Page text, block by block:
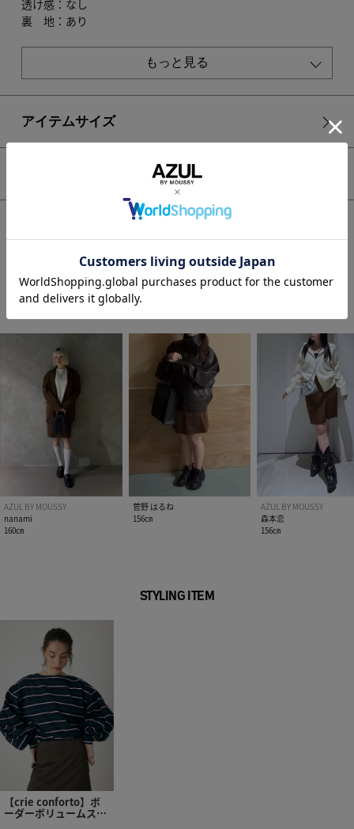
透け感：なし
裏 地：あり
■BLK モデル身長：173cm、着用サイズ：FREEサイズ
※画像の商品はサンプルです。実際の商品と仕様、加工が若干
異なる場合があります。
※画像の商品は光の照射や角度、お使いのモニター環境によ
り、実物と色味が異なる場合がございます。
※着用、お取り扱いの際は、アテンションタグをご確認くださ
い。
もっと見る
アイテムサイズ
【crie conforto】スエードライクミニスカート
STAFF COORDINATE
AZUL BY MOUSSY
nanami
160㎝
菅野 はるね
156㎝
AZUL BY MOUSSY
森本恋
156㎝
STYLING ITEM
【crie conforto】ボ
ーダーボリュームスリ
ーブプルオーバー